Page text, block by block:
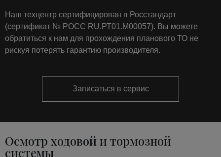
Наш техцентр сертифицирован в Росстандарт
(сертификат № РОСС RU.РТ01.М00057). Вы можете
обратиться к нам для прохождения планового ТО не
рискуя потерять гарантию производителя.
Записаться в сервис
Осмотр ходовой и тормозной
системы